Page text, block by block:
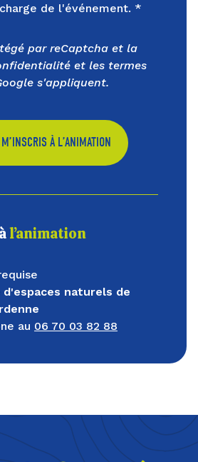
de l'événement. *
par reCaptcha et la
et les termes
s'appliquent.
À L’ANIMATION
l’animation
naturels de
au 06 70 03 82 88